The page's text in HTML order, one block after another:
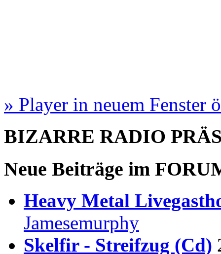
» Player in neuem Fenster
BIZARRE RADIO
Neue Beiträge im
Heavy Metal
Jamesemurphy
Skelfir - Streifzug (Cd)